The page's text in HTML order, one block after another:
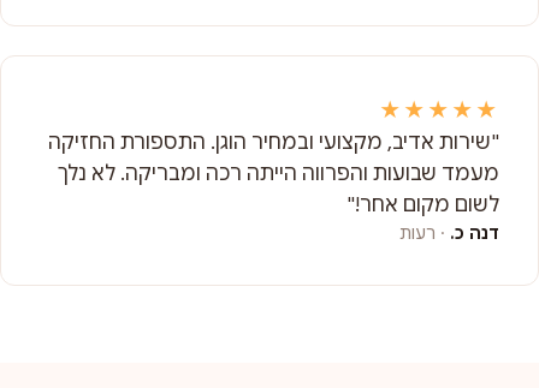
★★★★★
"שירות אדיב, מקצועי ובמחיר הוגן. התספורת החזיקה
מעמד שבועות והפרווה הייתה רכה ומבריקה. לא נלך
לשום מקום אחר!"
דנה כ. · רעות